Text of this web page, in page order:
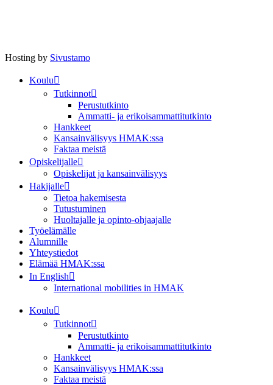
Hosting by Sivustamo
Koulu
Tutkinnot
Perustutkinto
Ammatti- ja erikoisammattitutkinto
Hankkeet
Kansainvälisyys HMAK:ssa
Faktaa meistä
Opiskelijalle
Opiskelijat ja kansainvälisyys
Hakijalle
Tietoa hakemisesta
Tutustuminen
Huoltajalle ja opinto-ohjaajalle
Työelämälle
Alumnille
Yhteystiedot
Elämää HMAK:ssa
In English
International mobilities in HMAK
Koulu
Tutkinnot
Perustutkinto
Ammatti- ja erikoisammattitutkinto
Hankkeet
Kansainvälisyys HMAK:ssa
Faktaa meistä